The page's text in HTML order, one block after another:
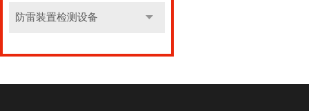
防雷装置检测设备